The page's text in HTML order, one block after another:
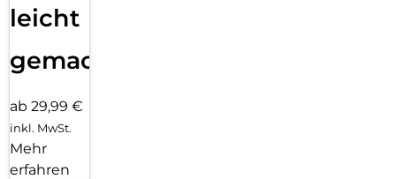
leicht
gemacht!
ab 29,99 €
inkl. MwSt.
Mehr
erfahren